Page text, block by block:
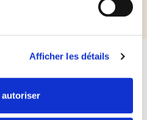
Afficher les détails
autoriser
AUSSI